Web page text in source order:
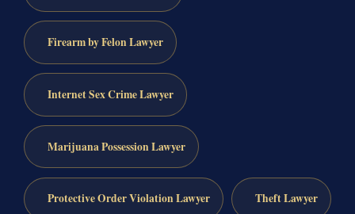
Firearm by Felon Lawyer
Internet Sex Crime Lawyer
Marijuana Possession Lawyer
Protective Order Violation Lawyer Theft Lawyer